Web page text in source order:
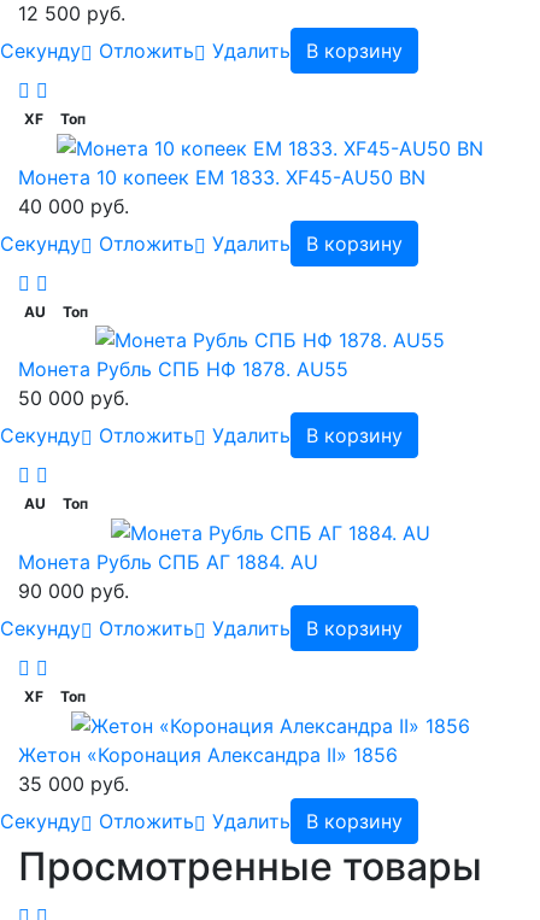
12 500 руб.
Cекунду
Отложить Удалить В корзину
XF Топ
Монета 10 копеек ЕМ 1833. XF45-AU50 BN
40 000 руб.
Cекунду
Отложить Удалить В корзину
AU Топ
Монета Рубль СПБ НФ 1878. AU55
50 000 руб.
Cекунду
Отложить Удалить В корзину
AU Топ
Монета Рубль СПБ АГ 1884. AU
90 000 руб.
Cекунду
Отложить Удалить В корзину
XF Топ
Жетон «Коронация Александра II» 1856
35 000 руб.
Cекунду
Отложить Удалить В корзину
Просмотренные товары